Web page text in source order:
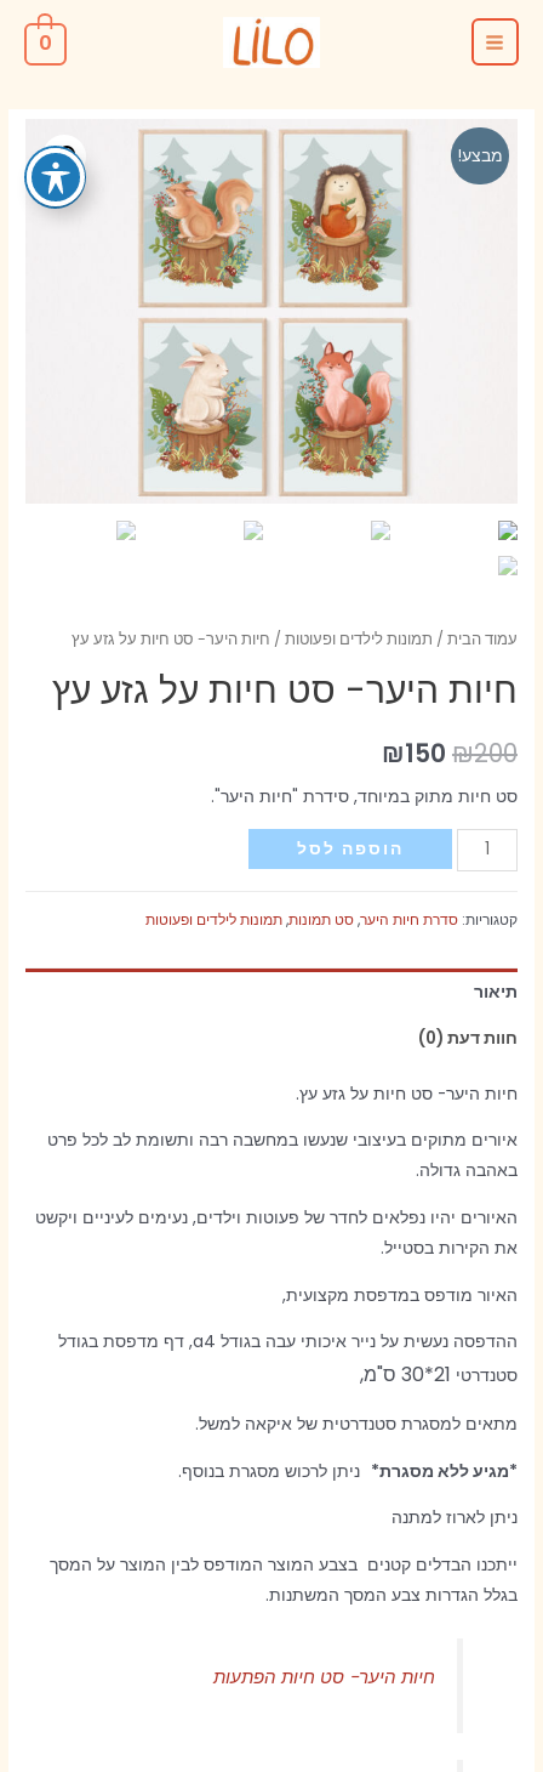
דילוג
MAIN
0
מבצע!
עמוד הבית / תמונות לילדים ופעוטות / חיות היער- סט חיות על גזע עץ
חיות היער- סט חיות על גזע עץ
₪200
₪150
סט חיות מתוק במיוחד, סידרת "חיות היער".
כמות
של
היער-
סט
חיות
עץ
הוספה לסל
קטגוריות:סדרת חיות היער,סט תמונות,תמונות לילדים ופעוטות
תיאור
חוות דעת (0)
חיות היער- סט חיות על גזע עץ.
איורים מתוקים בעיצובי שנעשו במחשבה רבה ותשומת לב לכל פרט
באהבה גדולה.
האיורים יהיו נפלאים לחדר של פעוטות וילדים, נעימים לעיניים ויקשט
את הקירות בסטייל.
האיור מודפס במדפסת מקצועית,
ההדפסה נעשית על נייר איכותי עבה בגודל a4, דף מדפסת בגודל
סטנדרטי 21*30 ס"מ,
מתאים למסגרת סטנדרטית של איקאה למשל.
*מגיע ללא מסגרת*ניתן לרכוש מסגרת בנוסף.
ניתן לארוז למתנה
ייתכנו הבדלים קטנים בצבע המוצר המודפס לבין המוצר על המסך
בגלל הגדרות צבע המסך המשתנות.
חיות היער- סט חיות הפתעות